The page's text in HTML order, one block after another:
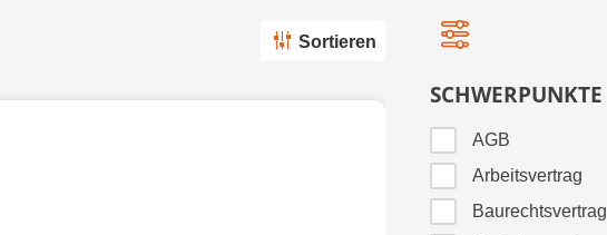
Sortieren
SCHWERPUNKTE
AGB
Arbeitsvertrag
Baurechtsvertrag